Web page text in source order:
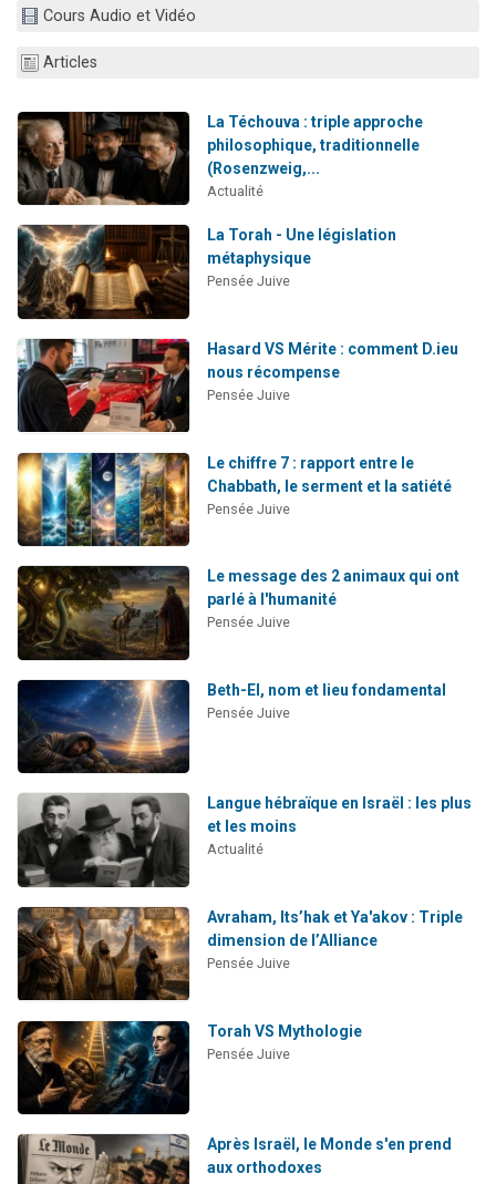
6 personnes viennent de faire un don pour 5 enfants déjà orphelins risquent de perdre leur maman
Il reste 49 places pour étudier en groupe sur Zoom
Cours Audio et Vidéo
Articles
La Téchouva : triple approche
philosophique, traditionnelle
(Rosenzweig,...
Actualité
La Torah - Une législation
métaphysique
Pensée Juive
Hasard VS Mérite : comment D.ieu
nous récompense
Pensée Juive
Le chiffre 7 : rapport entre le
Chabbath, le serment et la satiété
Pensée Juive
Le message des 2 animaux qui ont
parlé à l'humanité
Pensée Juive
Beth-El, nom et lieu fondamental
Pensée Juive
Langue hébraïque en Israël : les plus
et les moins
Actualité
Avraham, Its’hak et Ya'akov : Triple
dimension de l’Alliance
Pensée Juive
Torah VS Mythologie
Pensée Juive
Après Israël, le Monde s'en prend
aux orthodoxes